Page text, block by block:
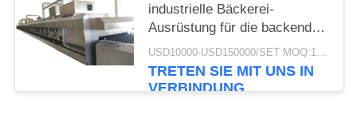
industrielle Bäckerei-
Ausrüstung für die backenden
kleinen Kuchen automatisiert USD10000-USD150000/SET MOQ:1 Satz
TRETEN SIE MIT UNS IN
VERBINDUNG